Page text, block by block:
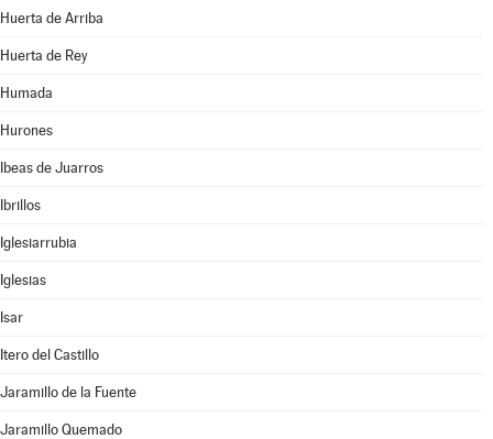
Huerta de Arriba
Huerta de Rey
Humada
Hurones
Ibeas de Juarros
Ibrillos
Iglesiarrubia
Iglesias
Isar
Itero del Castillo
Jaramillo de la Fuente
Jaramillo Quemado